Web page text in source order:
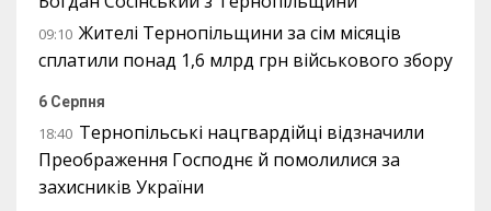
09:10 Жителі Тернопільщини за сім місяців
сплатили понад 1,6 млрд грн військового збору
6 Серпня
18:40 Тернопільські нацгвардійці відзначили
Преображення Господнє й помолилися за
захисників України